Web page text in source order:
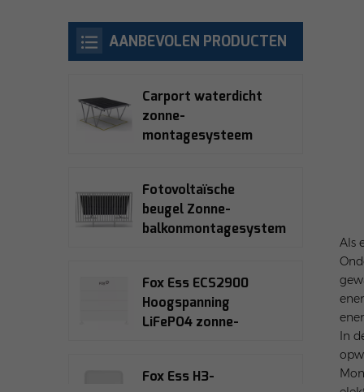
Als
In
AANBEVOLEN PRODUCTEN
Carport waterdicht
zonne-
montagesysteem
Fotovoltaïsche
beugel Zonne-
balkonmontagesystemen
Fox Ess ECS2900
Hoogspanning
LiFePO4 zonne-
Fox Ess H3-